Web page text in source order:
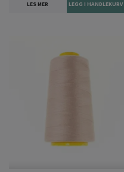
LES MER